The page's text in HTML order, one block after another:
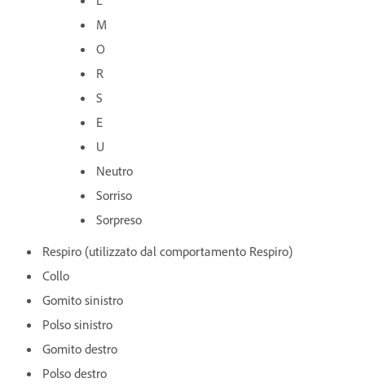
M
O
R
S
E
U
Neutro
Sorriso
Sorpreso
Respiro (utilizzato dal comportamento Respiro)
Collo
Gomito sinistro
Polso sinistro
Gomito destro
Polso destro